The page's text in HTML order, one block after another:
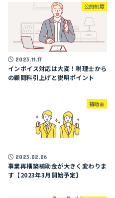
公的制度
2023.11.17
インボイス対応は大変！税理士から
の顧問料引上げと説明ポイント
補助金
2023.02.06
事業再構築補助金が大きく変わりま
す【2023年3月開始予定】